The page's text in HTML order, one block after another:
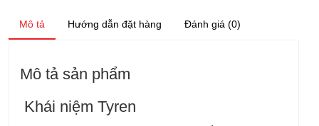
Mô tả Hướng dẫn đặt hàng Đánh giá (0)
Mô tả sản phẩm
Khái niệm Tyren